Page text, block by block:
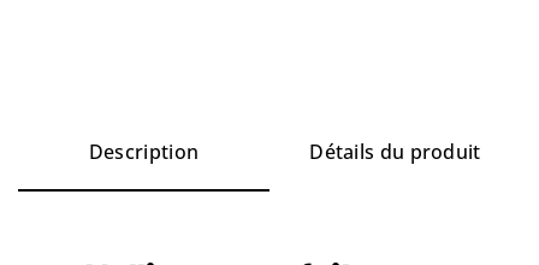
Description Détails du produit